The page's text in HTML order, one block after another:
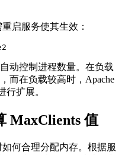
启服务使其生效：
动控制进程数量。在负载
而在负载较高时，Apache
行扩展。
MaxClients 值
何合理分配内存。根据服